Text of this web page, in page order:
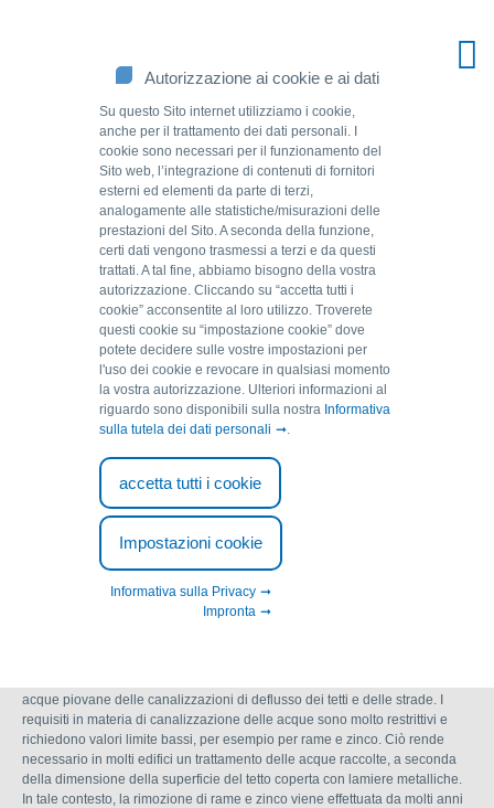
Autorizzazione ai cookie e ai dati
Su questo Sito internet utilizziamo i cookie,
anche per il trattamento dei dati personali. I
cookie sono necessari per il funzionamento del
Sito web, l’integrazione di contenuti di fornitori
esterni ed elementi da parte di terzi,
analogamente alle statistiche/misurazioni delle
prestazioni del Sito. A seconda della funzione,
certi dati vengono trasmessi a terzi e da questi
trattati. A tal fine, abbiamo bisogno della vostra
autorizzazione. Cliccando su “accetta tutti i
cookie” acconsentite al loro utilizzo. Troverete
questi cookie su “impostazione cookie” dove
potete decidere sulle vostre impostazioni per
l'uso dei cookie e revocare in qualsiasi momento
la vostra autorizzazione. Ulteriori informazioni al
riguardo sono disponibili sulla nostra Informativa
sulla tutela dei dati personali
.
accetta tutti i cookie
Impostazioni cookie
Informativa sulla Privacy
Impronta
Source of solutions.
La collaborazione con Aqua
Dällikon in Svizzera si rafforza
Da oltre 10 anni Aqua Dällikon AG è partner della GEH Wasserchemie e
acque piovane delle canalizzazioni di deflusso dei tetti e delle strade. I
requisiti in materia di canalizzazione delle acque sono molto restrittivi e
richiedono valori limite bassi, per esempio per rame e zinco. Ciò rende
necessario in molti edifici un trattamento delle acque raccolte, a seconda
della dimensione della superficie del tetto coperta con lamiere metalliche.
In tale contesto, la rimozione di rame e zinco viene effettuata da molti anni